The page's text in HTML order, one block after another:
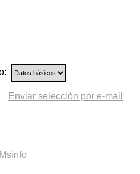
Enviar selección por e-mail